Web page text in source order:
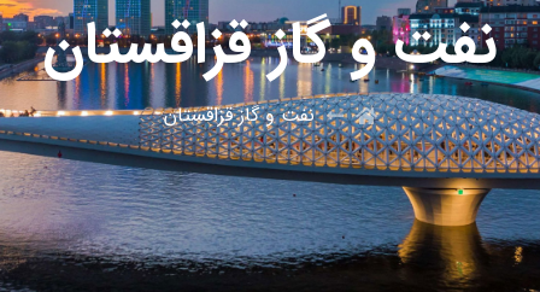
نفت و گاز قزاقستان
نفت و گاز قزاقستان